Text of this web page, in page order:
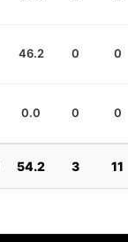
46.2 0 0
0.0 0 0
54.2 3 11